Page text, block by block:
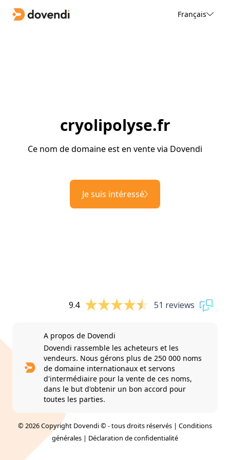
Français
cryolipolyse.fr
Ce nom de domaine est en vente via Dovendi
Je suis intéressé
9.4 51 reviews
A propos de Dovendi
Dovendi rassemble les acheteurs et les
vendeurs. Nous gérons plus de 250 000 noms
de domaine internationaux et servons
d'intermédiaire pour la vente de ces noms,
dans le but d'obtenir un bon accord pour
toutes les parties.
© 2026 Copyright Dovendi © - tous droits réservés | Conditions
générales | Déclaration de confidentialité